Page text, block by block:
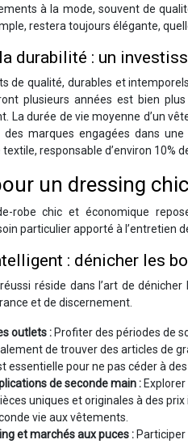
à la mode, souvent de
restera toujours élégante,
durabilité : un
de qualité, durables et
plusieurs années est bien
La durée de vie moyenne d’un
des marques engagées dans
textile, responsable d’environ 10%
un dressing
robe chic et économique
particulier apporté à l’entretien
: dénicher les
réussi réside dans l’art de
et de discernement.
outlets : Profiter des périodes de
de trouver des articles de
essentielle pour ne pas céder à
de seconde main :
uniques et originales à des
vie aux vêtements.
et marchés aux puces :